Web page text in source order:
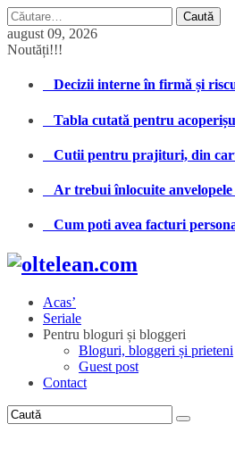
Caută
după:
august 09, 2026
Noutăți!!!
Decizii interne în firmă și
Tabla cutată pentru
Cutii pentru prajituri, din
Ar trebui înlocuite anvelopele
Cum poti avea facturi
Acas’
Seriale
Pentru bloguri și bloggeri
Bloguri, bloggeri și prieteni
Guest post
Contact